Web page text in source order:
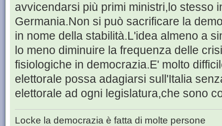
avvicendarsi più primi ministri,lo stesso
Germania.Non si può sacrificare la
in nome della stabilità.L'idea almeno a
lo meno diminuire la frequenza delle
fisiologiche in democrazia.E' molto
elettorale possa adagiarsi sull'Italia
elettorale ad ogni legislatura,che sono
Locke la democrazia è fatta di molte persone